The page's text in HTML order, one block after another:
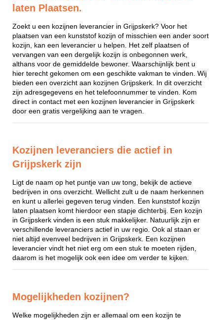
laten Plaatsen.
Zoekt u een kozijnen leverancier in Grijpskerk? Voor het
plaatsen van een kunststof kozijn of misschien een ander soort
kozijn, kan een leverancier u helpen. Het zelf plaatsen of
vervangen van een dergelijk kozijn is onbegonnen werk,
althans voor de gemiddelde bewoner. Waarschijnlijk bent u
hier terecht gekomen om een geschikte vakman te vinden. Wij
bieden een overzicht aan kozijnen Grijpskerk. In dit overzicht
zijn adresgegevens en het telefoonnummer te vinden. Kom
direct in contact met een kozijnen leverancier in Grijpskerk
door een gratis vergelijking aan te vragen.
Kozijnen leveranciers die actief in
Grijpskerk zijn
Ligt de naam op het puntje van uw tong, bekijk de actieve
bedrijven in ons overzicht. Wellicht zult u de naam herkennen
en kunt u allerlei gegeven terug vinden. Een kunststof kozijn
laten plaatsen komt hierdoor een stapje dichterbij. Een kozijn
in Grijpskerk vinden is een stuk makkelijker. Natuurlijk zijn er
verschillende leveranciers actief in uw regio. Ook al staan er
niet altijd evenveel bedrijven in Grijpskerk. Een kozijnen
leverancier vindt het niet erg om een stuk te moeten rijden,
daarom is het mogelijk ook een idee om verder te kijken.
Mogelijkheden kozijnen?
Welke mogelijkheden zijn er allemaal om een kozijn te